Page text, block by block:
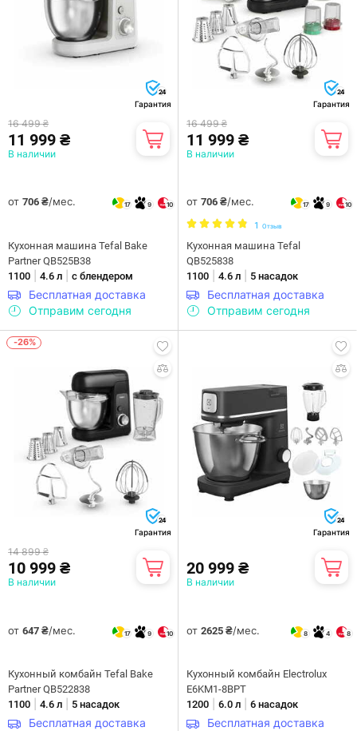
24
Гарантия
16 499 ₴
11 999 ₴
В наличии
от 706 ₴/мес. 17 9 10
Кухонная машина Tefal Bake
Partner QB525B38
1100
4.6 л с блендером
Бесплатная доставка
Отправим сегодня
24
Гарантия
16 499 ₴
11 999 ₴
В наличии
от 706 ₴/мес. 17 9 10
1 Отзыв
Кухонная машина Tefal
QB525838
1100
4.6 л 5 насадок
Бесплатная доставка
Отправим сегодня
-26%
24
Гарантия
14 899 ₴
10 999 ₴
В наличии
от 647 ₴/мес. 17 9 10
Кухонный комбайн Tefal Bake
Partner QB522838
1100
4.6 л 5 насадок
Бесплатная доставка
24
Гарантия
20 999 ₴
В наличии
от 2625 ₴/мес. 8 4 8
Кухонный комбайн Electrolux
E6KM1-8BPT
1200
6.0 л 6 насадок
Бесплатная доставка